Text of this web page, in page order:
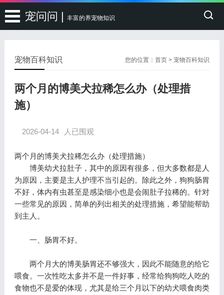
宠问问 | 丰富的养宠物知识
您的位置：首页 >宠物百科知识
宠物百科知识
两个月的博美犬拉稀怎么办（处理措
施）
2026-04-14 人已围观
两个月的博美犬拉稀怎么办（处理措施）
博美幼犬拉肚子，其中的原因有很多，但大多数都是人
为原因，主要是主人护理不当引起的。除此之外，狗狗肠胃
不好，体内有虫甚至是感染细小也是会闹肚子拉稀的。针对
一些常见的原因，简单的列出相关的处理措施，希望能帮助
到主人。
一、肠胃不好。
两个月大的博美肠胃还不够强大，因此不能随意的给它
喂食。一次性吃太多并不是一件好事，经常给狗狗吃人吃的
食物也不是爱的体现，尤其是给三个月以下的幼犬喂食肉类